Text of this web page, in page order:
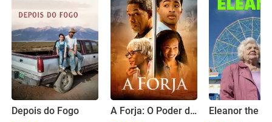
Depois do Fogo A Forja: O Poder da Transformação Eleanor the